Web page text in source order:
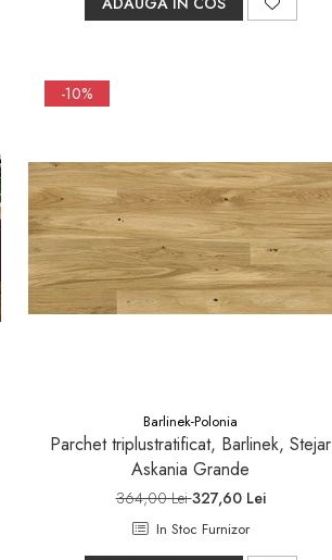
-10%
Barlinek-Polonia
Parchet triplustratificat, Barlinek, Stejar
Askania Grande
364,00 Lei327,60 Lei
In Stoc Furnizor